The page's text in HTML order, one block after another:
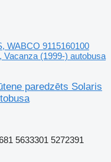
WABCO 9115160100
Vacanza (1999-) autobusa
paredzēts Solaris
5633301 5272391